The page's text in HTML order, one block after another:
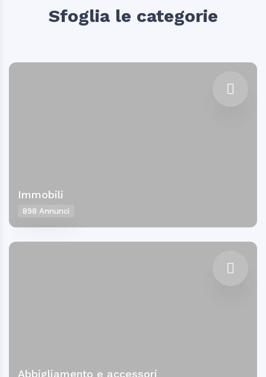
Sfoglia le categorie
Immobili
898 Annunci
Abbigliamento e accessori